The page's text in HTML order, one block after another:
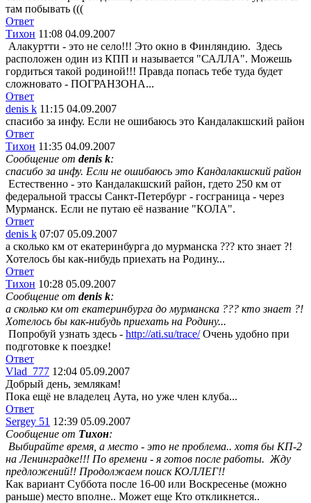
там побывать (((
Ответ
Тихон 11:08 04.09.2007
Алакуртти - это не село!!! Это окно в Финляндию. Здесь
расположен один из КПП и называется "САЛЛА". Можешь
гордиться такой родиной!!! Правда попась тебе туда будет
сложновато - ПОГРАНЗОНА...
Ответ
denis k 11:15 04.09.2007
спасибо за инфу. Если не ошибаюсь это Кандалакшский район
Ответ
Тихон 11:35 04.09.2007
Сообщение от denis k:
спасибо за инфу. Если не ошибаюсь это Кандалакшский район
Естественно - это Кандалакшский район, гдето 250 км от
федеральной трассы Санкт-Петербург - госграница - через
Мурманск. Если не путаю её название "КОЛА".
Ответ
denis k 07:07 05.09.2007
а сколько км от екатеринбурга до мурманска ??? кто знает ?!
Хотелось бы как-нибудь приехать на Родину...
Ответ
Тихон 10:28 05.09.2007
Сообщение от denis k:
а сколько км от екатеринбурга до мурманска ??? кто знает ?!
Хотелось бы как-нибудь приехать на Родину...
Попробуй узнать здесь - http://ati.su/trace/Очень удобно при
подготовке к поездке!
Ответ
Vlad_777 12:04 05.09.2007
Добрый день, землякам!
Пока ещё не владелец Аута, но уже член клуба...
Ответ
Sergey 51 12:39 05.09.2007
Сообщение от Тихон:
Выбирайте время, а место - это не проблема.. хотя бы КП-2
на Ленинградке!!! По времени - я готов после работы. Жду
предложений!! Продолжаем поиск КОЛЛЕГ!!
Как вариант Суббота после 16-00 или Воскресенье (можно
раньше) место вполне.. Может еще Кто откликнется..